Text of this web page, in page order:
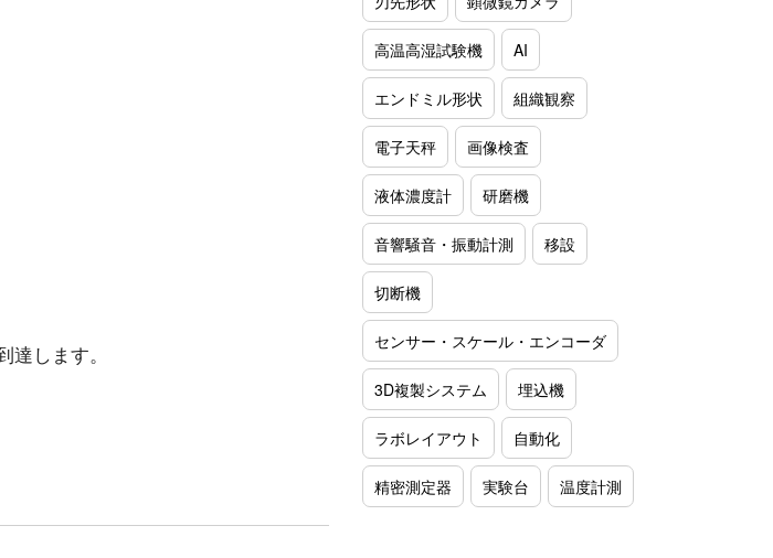
します。
高温高湿試験機 AI
エンドミル形状 組織観察
電子天秤 画像検査
液体濃度計 研磨機
音響騒音・振動計測 移設
切断機
センサー・スケール・エンコーダ
3D複製システム 埋込機
ラボレイアウト 自動化
精密測定器 実験台 温度計測